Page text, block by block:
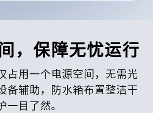
，保障无忧运行
占用一个电源空间，无需光
备辅助，防水箱布置整洁干
目了然。